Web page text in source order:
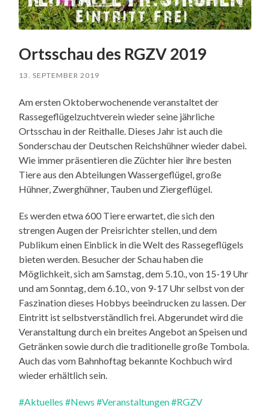
Ortsschau des RGZV 2019
13. SEPTEMBER 2019
Am ersten Oktoberwochenende veranstaltet der
Rassegeflügelzuchtverein wieder seine jährliche
Ortsschau in der Reithalle. Dieses Jahr ist auch die
Sonderschau der Deutschen Reichshühner wieder dabei.
Wie immer präsentieren die Züchter hier ihre besten
Tiere aus den Abteilungen Wassergeflügel, große
Hühner, Zwerghühner, Tauben und Ziergeflügel.
Es werden etwa 600 Tiere erwartet, die sich den
strengen Augen der Preisrichter stellen, und dem
Publikum einen Einblick in die Welt des Rassegeflügels
bieten werden. Besucher der Schau haben die
Möglichkeit, sich am Samstag, dem 5.10., von 15-19 Uhr
und am Sonntag, dem 6.10., von 9-17 Uhr selbst von der
Faszination dieses Hobbys beeindrucken zu lassen. Der
Eintritt ist selbstverständlich frei. Abgerundet wird die
Veranstaltung durch ein breites Angebot an Speisen und
Getränken sowie durch die traditionelle große Tombola.
Auch das vom Bahnhoftag bekannte Kochbuch wird
wieder erhältlich sein.
#Aktuelles #News #Veranstaltungen#RGZV